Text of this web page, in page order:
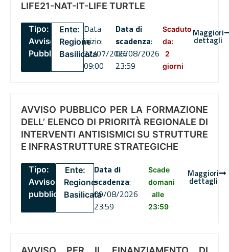
LIFE21-NAT-IT-LIFE TURTLE
Tipo:
Avviso
Pubblico
Ente:
Regione
Basilicata
Data
inizio:
22/07/2026
09:00
Data di
scadenza:
06/08/2026
23:59
Scaduto
da:
2
giorni
Maggiori
dettagli
AVVISO PUBBLICO PER LA FORMAZIONE
DELL’ ELENCO DI PRIORITÀ REGIONALE DI
INTERVENTI ANTISISMICI SU STRUTTURE
E INFRASTRUTTURE STRATEGICHE
Tipo:
Avviso
pubblico
Ente:
Regione
Basilicata
Data di
scadenza:
09/08/2026
23:59
Scade
domani
alle
23:59
Maggiori
dettagli